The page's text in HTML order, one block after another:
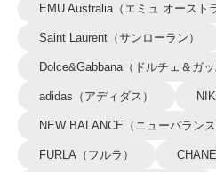
EMU Australia（エミュ オースト
Saint Laurent（サンローラン）
Dolce&Gabbana（ドルチェ＆ガッ
adidas（アディダス）
NEW BALANCE（ニューバランス
FURLA（フルラ）